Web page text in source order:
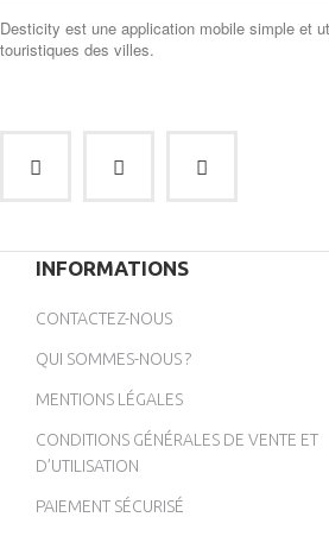
Desticity est une application mobile simple et
touristiques des villes.
INFORMATIONS
CONTACTEZ-NOUS
QUI SOMMES-NOUS ?
MENTIONS LÉGALES
CONDITIONS GÉNÉRALES DE VENTE ET
D’UTILISATION
PAIEMENT SÉCURISÉ